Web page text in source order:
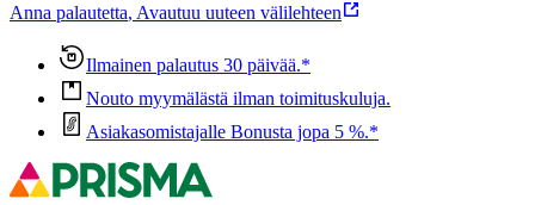
Anna palautetta, Avautuu uuteen välilehteen
Ilmainen palautus 30 päivää.*
Nouto myymälästä ilman toimituskuluja.
Asiakasomistajalle Bonusta jopa 5 %.*